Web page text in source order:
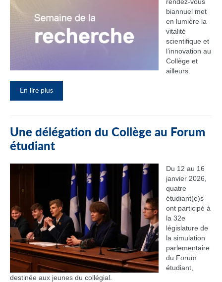
biannuel met
en lumière la
vitalité
scientifique et
l’innovation au
Collège et
ailleurs.
En lire plus
Une délégation du Collège au Forum
étudiant
Du 12 au 16
janvier 2026,
quatre
étudiant(e)s
ont participé à
la 32e
législature de
la simulation
parlementaire
du Forum
étudiant,
destinée aux jeunes du collégial.